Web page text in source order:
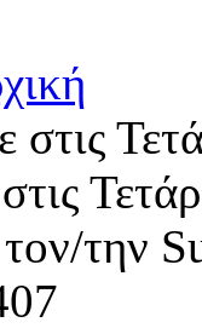
στις
την